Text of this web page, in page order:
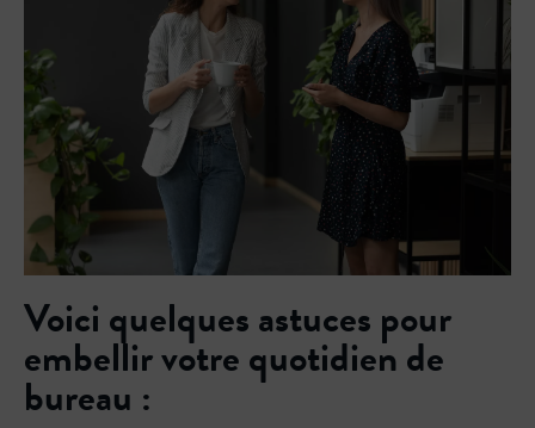
Voici quelques astuces pour
embellir votre quotidien de
bureau :